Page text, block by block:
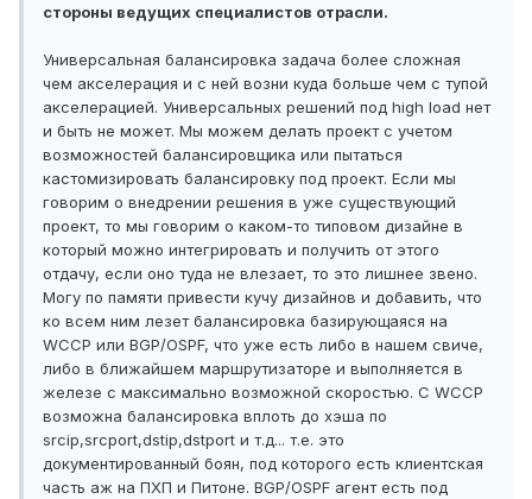
стороны ведущих специалистов отрасли.
Универсальная балансировка задача более сложная
чем акселерация и с ней возни куда больше чем с тупой
акселерацией. Универсальных решений под high load нет
и быть не может. Мы можем делать проект с учетом
возможностей балансировщика или пытаться
кастомизировать балансировку под проект. Если мы
говорим о внедрении решения в уже существующий
проект, то мы говорим о каком-то типовом дизайне в
который можно интегрировать и получить от этого
отдачу, если оно туда не влезает, то это лишнее звено.
Могу по памяти привести кучу дизайнов и добавить, что
ко всем ним лезет балансировка базирующаяся на
WCCP или BGP/OSPF, что уже есть либо в нашем свиче,
либо в ближайшем маршрутизаторе и выполняется в
железе с максимально возможной скоростью. C WCCP
возможна балансировка вплоть до хэша по
srcip,srcport,dstip,dstport и т.д... т.е. это
документированный боян, под которого есть клиентская
часть аж на ПХП и Питоне. BGP/OSPF агент есть под